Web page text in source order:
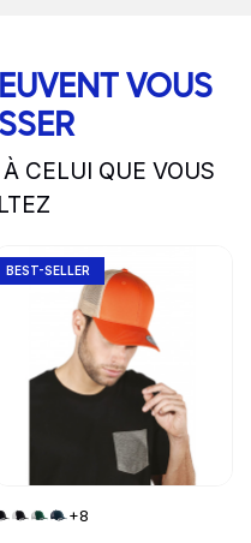
VOUS
CELUI QUE VOUS
BEST-SELLER
+8
to product page